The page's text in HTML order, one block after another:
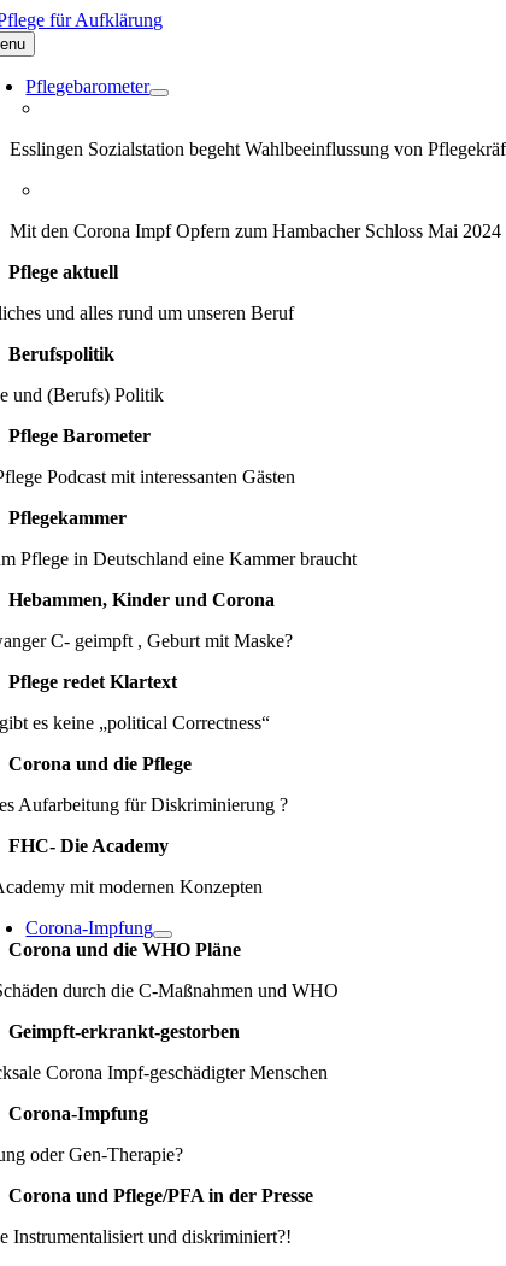
Zum
Inhalt
springen
Pflegebarometer
Esslingen Sozialstation begeht Wahlbeeinflussung von
Mit den Corona Impf Opfern zum Hambacher Schloss Mai 2024
Pflege aktuell
und alles rund um unseren Beruf
Berufspolitik
und (Berufs) Politik
Pflege Barometer
Podcast mit interessanten Gästen
Pflegekammer
Pflege in Deutschland eine Kammer braucht
Hebammen, Kinder und Corona
C- geimpft , Geburt mit Maske?
Pflege redet Klartext
es keine „political Correctness“
Corona und die Pflege
Aufarbeitung für Diskriminierung ?
FHC- Die Academy
mit modernen Konzepten
Corona-Impfung
Corona und die WHO Pläne
durch die C-Maßnahmen und WHO
Geimpft-erkrankt-gestorben
Corona Impf-geschädigter Menschen
Corona-Impfung
oder Gen-Therapie?
Corona und Pflege/PFA in der Presse
Instrumentalisiert und diskriminiert?!